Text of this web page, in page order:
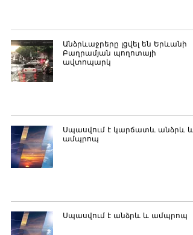
Անձրևաջրերը լցվել են Երևանի
Բաղրամյան պողոտայի
ավտոպարկ
Սպասվում է կարճատև անձրև և
ամպրոպ
Սպասվում է անձրև և ամպրոպ